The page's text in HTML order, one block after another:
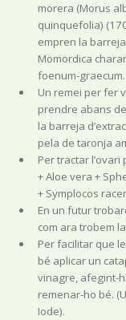
morera (Morus
quinquefolia)
empren la
Momordica
foenum-graecum.
Un remei per fer
prendre abans
la barreja
pela de taronja
Per tractar
+ Aloe vera +
+ Symplocos
En un futur
com ara trobem
Per facilitar que
bé aplicar un
vinagre, afegint-
remenar-ho bé.
Iode).